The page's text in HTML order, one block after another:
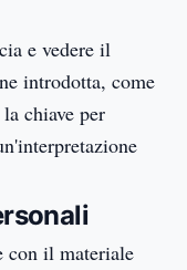
e vedere il
introdotta, come
chiave per
con il materiale